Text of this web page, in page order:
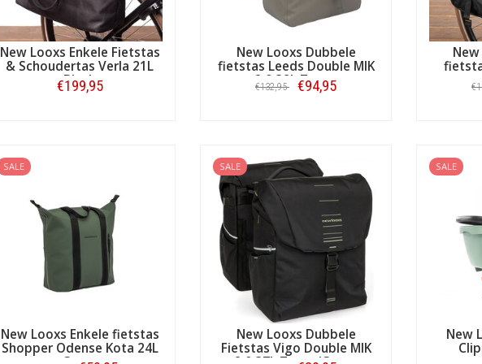
New Looxs Enkele Fietstas
& Schoudertas Verla 21L
Black
€199,95
New Looxs Dubbele
fietstas Leeds Double MIK
2.0 38L Taupe
€132,95 €94,95
SALE
New Looxs Enkele fietstas
Shopper Odense Kota 24L
SALE
New Looxs Dubbele
Fietstas Vigo Double MIK
SALE
New